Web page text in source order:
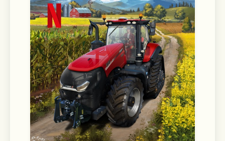
一份意外的生日礼物，一张神秘的藏宝
图，暖暖的环球旅程由此开启~最简单、
清新的换装玩法，带你重温有芭比娃娃相
伴的美好童年。
精致写实的清新画风，绝赞的人物立绘，
精巧细致的地图，将带来与众不同的视觉
享受！